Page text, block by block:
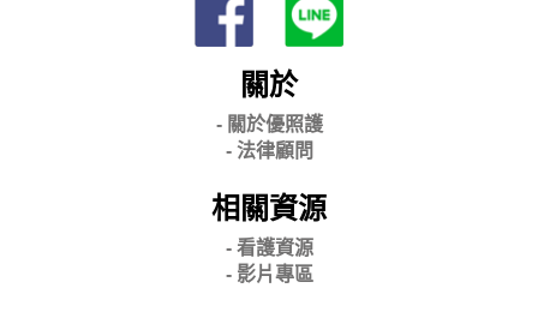
關於
- 關於優照護
- 法律顧問
相關資源
- 看護資源
- 影片專區